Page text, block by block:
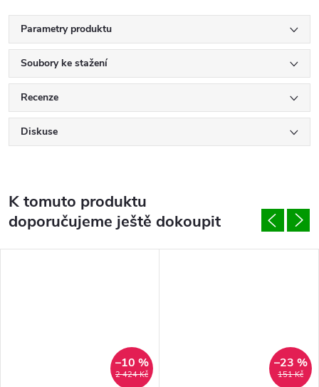
Parametry produktu
Soubory ke stažení
Recenze
Diskuse
K tomuto produktu
doporučujeme ještě dokoupit
2 424 Kč
–10 %
151 Kč
–23 %